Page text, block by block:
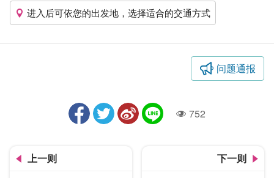
进入后可依您的出发地，选择适合的交通方式
问题通报
人气752
上一则 下一则